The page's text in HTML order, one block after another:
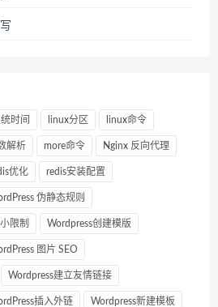
时间 linux分区 linux命令
解析 more命令 Nginx 反向代理
优化 redis安装配置
伪静态规则
限制 Wordpress创建模版
图片 SEO
Wordpress建立友情链接
插入外链 Wordpress新建模板